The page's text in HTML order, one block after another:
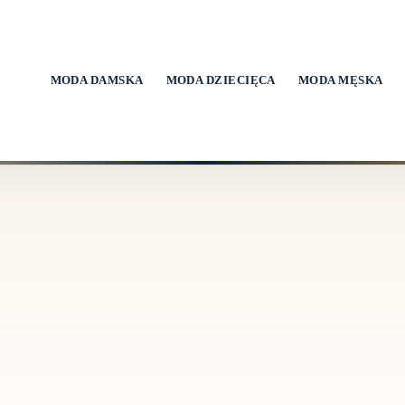
MODA DAMSKA MODA DZIECIĘCA MODA MĘSKA